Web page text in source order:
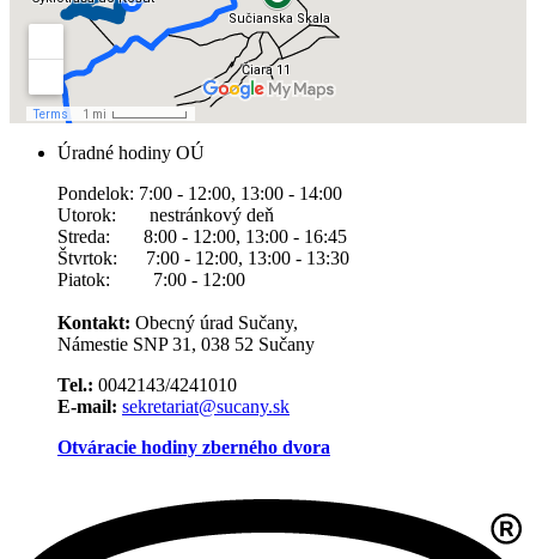
Úradné hodiny OÚ
Pondelok: 7:00 - 12:00, 13:00 - 14:00
Utorok: nestránkový deň
Streda: 8:00 - 12:00, 13:00 - 16:45
Štvrtok: 7:00 - 12:00, 13:00 - 13:30
Piatok: 7:00 - 12:00
Kontakt: Obecný úrad Sučany,
Námestie SNP 31, 038 52 Sučany
Tel.: 0042143/4241010
E-mail: sekretariat@sucany.sk
Otváracie hodiny zberného dvora